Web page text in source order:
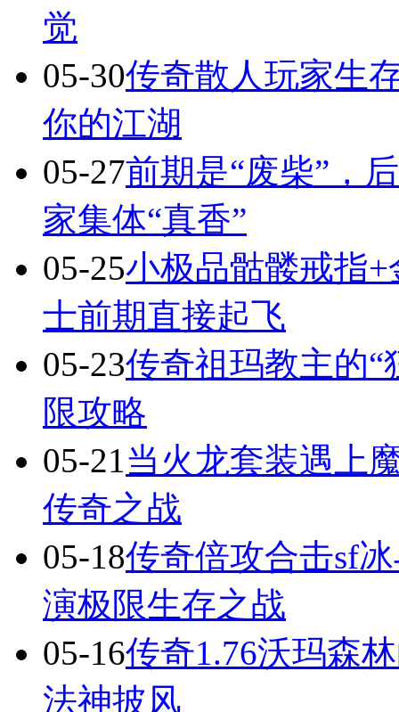
觉
05-30传奇散人玩家生
你的江湖
05-27前期是“废柴”，
家集体“真香”
05-25小极品骷髅戒指
士前期直接起飞
05-23传奇祖玛教主的“
限攻略
05-21当火龙套装遇上
传奇之战
05-18传奇倍攻合击sf
演极限生存之战
05-16传奇1.76沃玛森
法神披风